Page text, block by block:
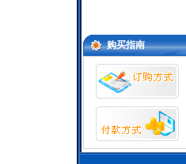
购买指南